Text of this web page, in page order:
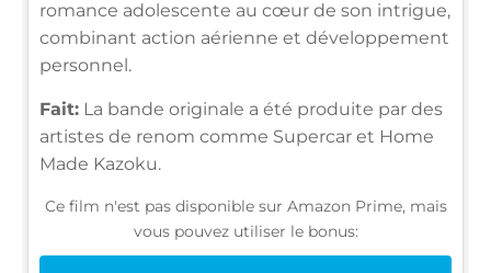
romance adolescente au cœur de son intrigue,
combinant action aérienne et développement
personnel.
Fait: La bande originale a été produite par des
artistes de renom comme Supercar et Home
Made Kazoku.
Ce film n'est pas disponible sur Amazon Prime, mais
vous pouvez utiliser le bonus: